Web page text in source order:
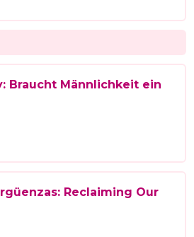
Braucht Männlichkeit ein
Reclaiming Our